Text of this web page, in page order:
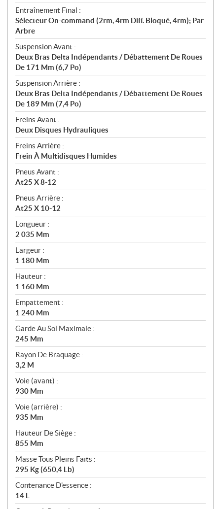
Entraînement Final :
Sélecteur On-command (2rm, 4rm Diff. Bloqué, 4rm); Par
Arbre
Suspension Avant :
Deux Bras Delta Indépendants / Débattement De Roues
De 171 Mm (6,7 Po)
Suspension Arrière :
Deux Bras Delta Indépendants / Débattement De Roues
De 189 Mm (7,4 Po)
Freins Avant :
Deux Disques Hydrauliques
Freins Arrière :
Frein À Multidisques Humides
Pneus Avant :
At25 X 8-12
Pneus Arrière :
At25 X 10-12
Longueur :
2 035 Mm
Largeur :
1 180 Mm
Hauteur :
1 160 Mm
Empattement :
1 240 Mm
Garde Au Sol Maximale :
245 Mm
Rayon De Braquage :
3,2 M
Voie (avant) :
930 Mm
Voie (arrière) :
935 Mm
Hauteur De Siège :
855 Mm
Masse Tous Pleins Faits :
295 Kg (650,4 Lb)
Contenance D'essence :
14 L